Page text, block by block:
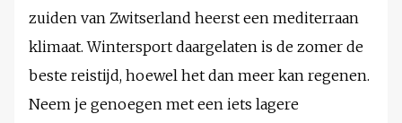
zuiden van Zwitserland heerst een mediterraan
klimaat. Wintersport daargelaten is de zomer de
beste reistijd, hoewel het dan meer kan regenen.
Neem je genoegen met een iets lagere